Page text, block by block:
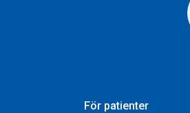
För patienter